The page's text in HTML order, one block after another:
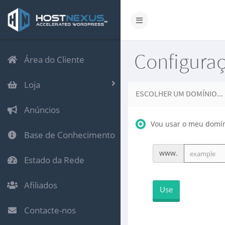
Área do Cliente
Loja
Anúncios
Base de Conhecimento
Estado da Rede
Afiliados
Contacte-nos
ESCOLHER UM DOMÍNIO...
Vou usar o meu
www.
Use